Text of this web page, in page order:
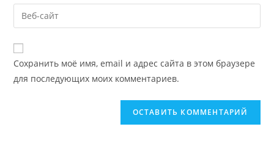
Сохранить моё имя, email и адрес сайта в этом браузере
для последующих моих комментариев.